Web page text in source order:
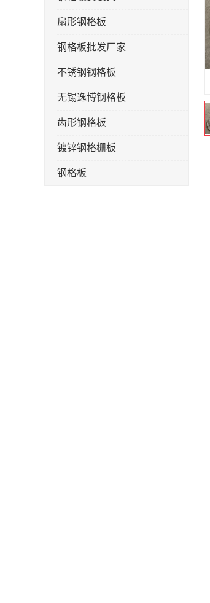
扇形钢格板
钢格板批发厂家
不锈钢钢格板
无锡逸博钢格板
齿形钢格板
镀锌钢格栅板
钢格板